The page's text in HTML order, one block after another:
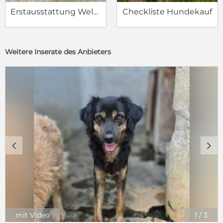
Erstausstattung Welpe Checkliste Hundekauf
Weitere Inserate des Anbieters
1 / 3
c d
mit Video